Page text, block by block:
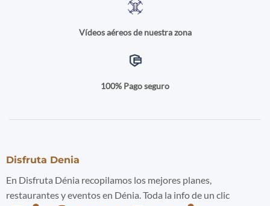
Vídeos aéreos de nuestra zona
100% Pago seguro
Disfruta Denia
En Disfruta Dénia recopilamos los mejores planes,
restaurantes y eventos en Dénia. Toda la info de un clic